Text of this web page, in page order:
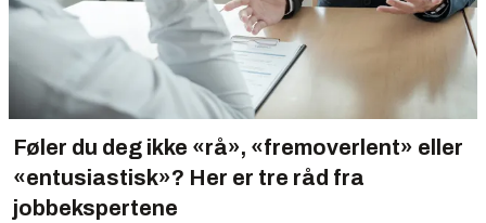
Føler du deg ikke «rå», «fremoverlent» eller
«entusiastisk»? Her er tre råd fra
jobbekspertene